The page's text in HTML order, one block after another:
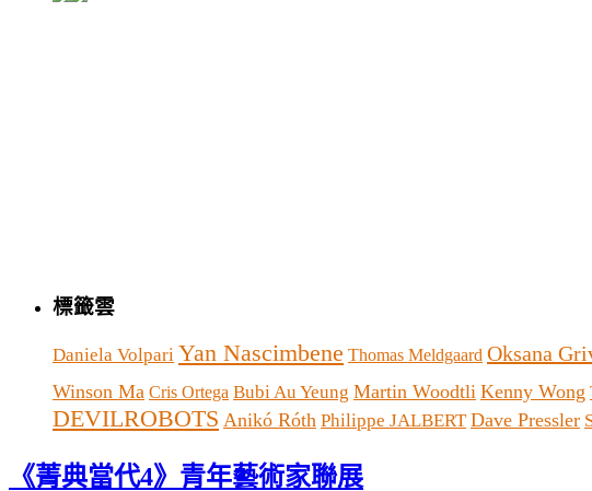
標籤雲
Daniela Volpari Yan Nascimbene Thomas Meldgaard Oksana
Winson Ma Cris Ortega Bubi Au Yeung Martin Woodtli Kenny Wong
DEVILROBOTS Anikó Róth Philippe JALBERT Dave Pressler
《菁典當代4》青年藝術家聯展